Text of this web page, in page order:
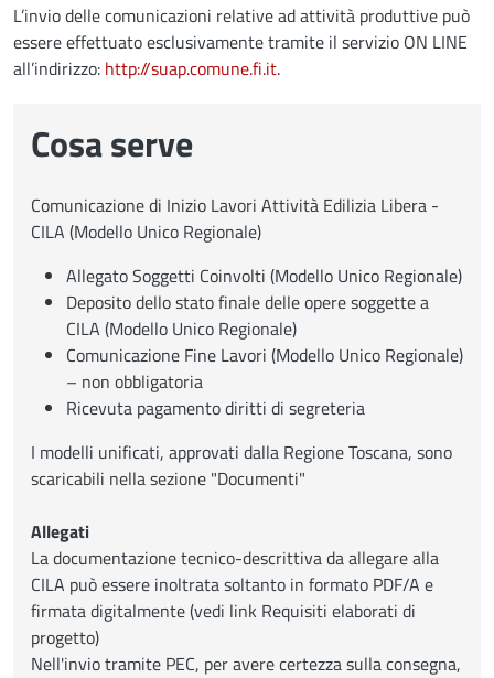
L’invio delle comunicazioni relative ad attività produttive può
essere effettuato esclusivamente tramite il servizio ON LINE
all’indirizzo: http://suap.comune.fi.it.
Cosa serve
Comunicazione di Inizio Lavori Attività Edilizia Libera -
CILA (Modello Unico Regionale)
Allegato Soggetti Coinvolti (Modello Unico Regionale)
Deposito dello stato finale delle opere soggette a
CILA (Modello Unico Regionale)
Comunicazione Fine Lavori (Modello Unico Regionale)
– non obbligatoria
Ricevuta pagamento diritti di segreteria
I modelli unificati, approvati dalla Regione Toscana, sono
scaricabili nella sezione "Documenti"
Allegati
La documentazione tecnico-descrittiva da allegare alla
CILA può essere inoltrata soltanto in formato PDF/A e
firmata digitalmente (vedi link Requisiti elaborati di
progetto)
Nell'invio tramite PEC, per avere certezza sulla consegna,